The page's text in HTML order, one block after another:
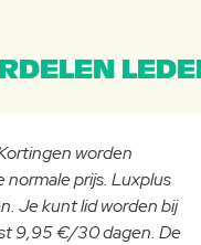
worden
prijs. Luxplus
Je kunt lid worden bij
9,95 €/30 dagen. De